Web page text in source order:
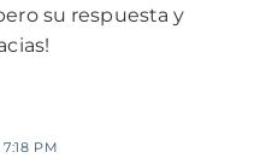
su respuesta y
7:18 PM